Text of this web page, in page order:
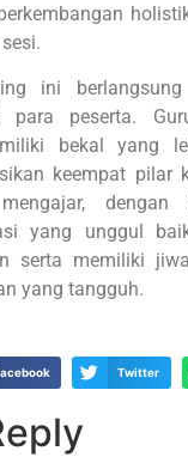
ini
para peserta.
bekal yang
keempat pilar
dengan
yang unggul
serta memiliki
yang tangguh.
Twitter